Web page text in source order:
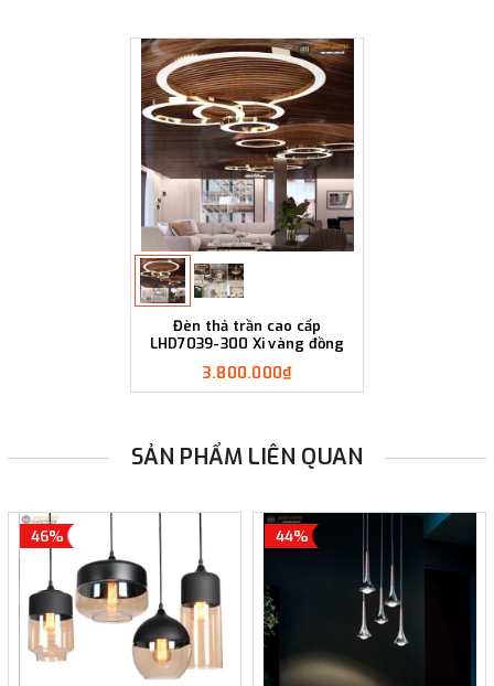
Đèn thả trần cao cấp
LHD7039-300 Xi vàng đồng
3.800.000₫
SẢN PHẨM LIÊN QUAN
46% 44%